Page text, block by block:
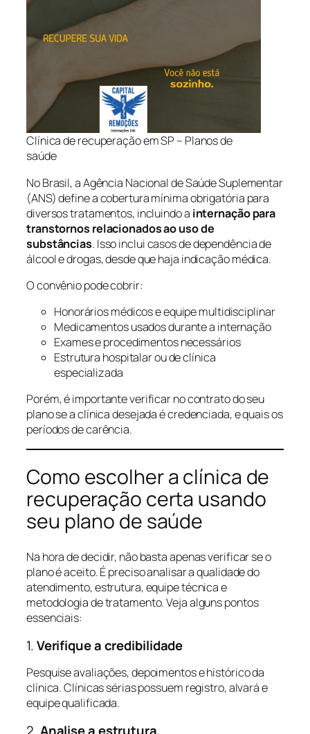
Clínica de recuperação em SP – Planos de
saúde
No Brasil, a Agência Nacional de Saúde Suplementar
(ANS) define a cobertura mínima obrigatória para
diversos tratamentos, incluindo a internação para
transtornos relacionados ao uso de
substâncias. Isso inclui casos de dependência de
álcool e drogas, desde que haja indicação médica.
O convênio pode cobrir:
Honorários médicos e equipe multidisciplinar
Medicamentos usados durante a internação
Exames e procedimentos necessários
Estrutura hospitalar ou de clínica
especializada
Porém, é importante verificar no contrato do seu
plano se a clínica desejada é credenciada, e quais os
períodos de carência.
Como escolher a clínica de
recuperação certa usando
seu plano de saúde
Na hora de decidir, não basta apenas verificar se o
plano é aceito. É preciso analisar a qualidade do
atendimento, estrutura, equipe técnica e
metodologia de tratamento. Veja alguns pontos
essenciais:
1.Verifique a credibilidade
Pesquise avaliações, depoimentos e histórico da
clínica. Clínicas sérias possuem registro, alvará e
equipe qualificada.
2.Analise a estrutura